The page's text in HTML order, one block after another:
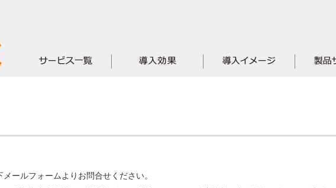
ールフォームよりお問合せください。